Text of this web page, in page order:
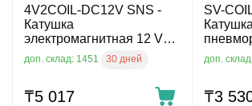
4V2COIL-DC12V SNS -
Катушка
электромагнитная 12 V
доп. склад: 1451 30 дней
₸5 017
SV-
серии
доп.
₸3